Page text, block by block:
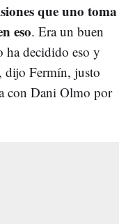
que uno toma
eso. Era un buen
ha decidido eso y
dijo Fermín, justo
con Dani Olmo por